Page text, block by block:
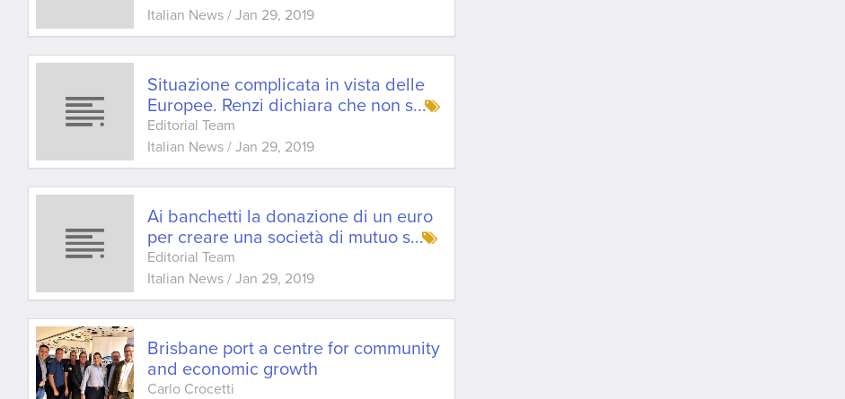
Italian News /Jan 29, 2019
Situazione complicata in vista delle
Europee. Renzi dichiara che non s...
Editorial Team
Italian News /Jan 29, 2019
Ai banchetti la donazione di un euro
per creare una società di mutuo s...
Editorial Team
Italian News /Jan 29, 2019
Brisbane port a centre for community
and economic growth
Carlo Crocetti